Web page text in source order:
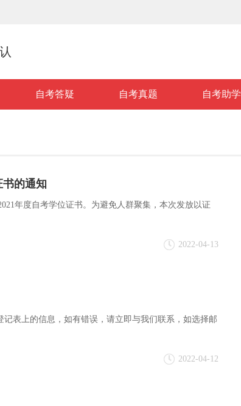
自考答疑 自考真题 自考助学
书的通知
年度自考学位证书。为避免人群聚集，本次发放以证
2022-04-13
表上的信息，如有错误，请立即与我们联系，如选择邮
2022-04-12